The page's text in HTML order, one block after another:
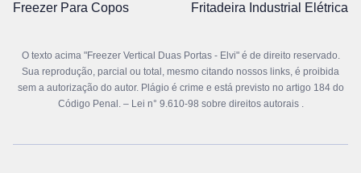
Freezer Para Copos Fritadeira Industrial Elétrica
O texto acima "Freezer Vertical Duas Portas - Elvi" é de direito reservado.
Sua reprodução, parcial ou total, mesmo citando nossos links, é proibida
sem a autorização do autor. Plágio é crime e está previsto no artigo 184 do
Código Penal. – Lei n° 9.610-98 sobre direitos autorais .